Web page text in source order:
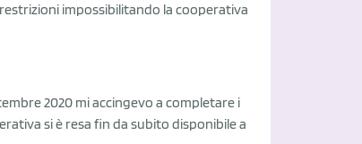
impossibilitando la cooperativa
2020 mi accingevo a completare i
si è resa fin da subito disponibile a